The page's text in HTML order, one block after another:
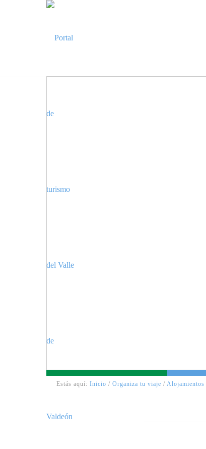
Estás aquí: Inicio / Organiza tu viaje / Alojamientos